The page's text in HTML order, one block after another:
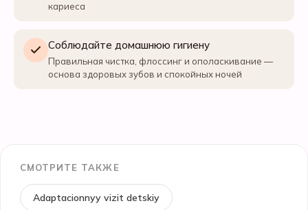
кариеса
Соблюдайте домашнюю гигиену
Правильная чистка, флоссинг и ополаскивание —
основа здоровых зубов и спокойных ночей
СМОТРИТЕ ТАКЖЕ
Adaptacionnyy vizit detskiy